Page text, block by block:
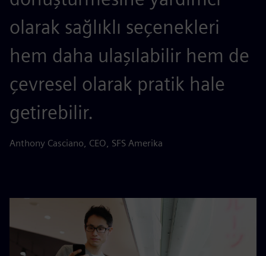
olarak sağlıklı seçenekleri
hem daha ulaşılabilir hem de
çevresel olarak pratik hale
getirebilir.
Anthony Casciano, CEO, SFS Amerika